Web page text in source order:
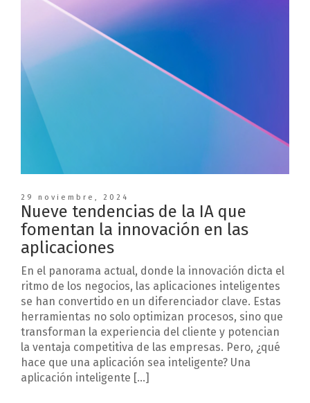
29 noviembre, 2024
Nueve tendencias de la IA que
fomentan la innovación en las
aplicaciones
En el panorama actual, donde la innovación dicta el
ritmo de los negocios, las aplicaciones inteligentes
se han convertido en un diferenciador clave. Estas
herramientas no solo optimizan procesos, sino que
transforman la experiencia del cliente y potencian
la ventaja competitiva de las empresas. Pero, ¿qué
hace que una aplicación sea inteligente? Una
aplicación inteligente […]